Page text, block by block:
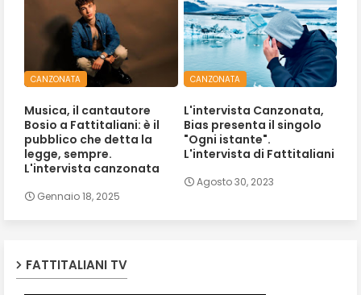
CANZONATA
Musica, il cantautore
Bosio a Fattitaliani: è il
pubblico che detta la
legge, sempre.
L'intervista canzonata
Gennaio 18, 2025
CANZONATA
L'intervista Canzonata,
Bias presenta il singolo
"Ogni istante".
L'intervista di Fattitaliani
Agosto 30, 2023
FATTITALIANI TV